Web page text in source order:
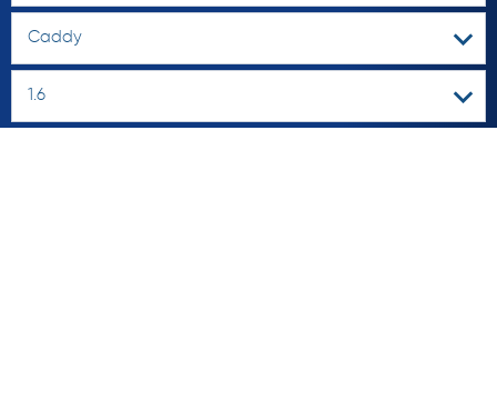
Caddy
1.6